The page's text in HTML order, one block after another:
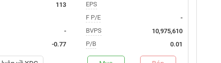
113
-
-0.77
EPS
F P/E
-
BVPS
10,975,610
P/B
0.01